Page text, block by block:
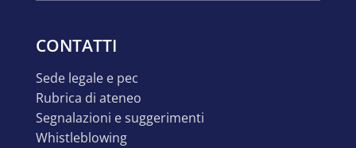
CONTATTI
sede legale e pec
rubrica di ateneo
segnalazioni e suggerimenti
whistleblowing